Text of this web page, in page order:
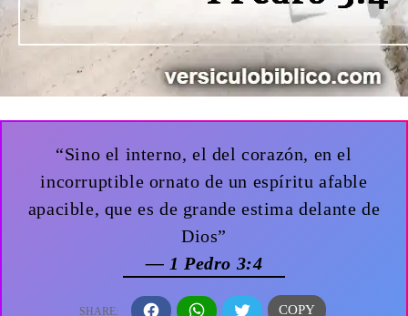
“Sino el interno, el del corazón, en el
incorruptible ornato de un espíritu afable
apacible, que es de grande estima delante de
Dios”
— 1 Pedro 3:4